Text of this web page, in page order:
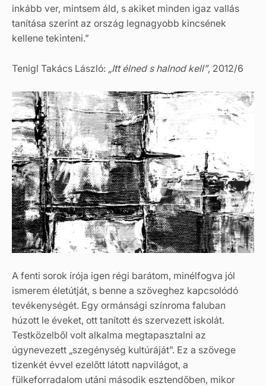
inkább ver, mintsem áld, s akiket minden igaz vallás
tanítása szerint az ország legnagyobb kincsének
kellene tekinteni.”
Tenigl Takács László: „Itt élned s halnod kell”, 2012/6
A fenti sorok írója igen régi barátom, minélfogva jól
ismerem életútját, s benne a szöveghez kapcsolódó
tevékenységét. Egy ormánsági színroma faluban
húzott le éveket, ott tanított és szervezett iskolát.
Testközelből volt alkalma megtapasztalni az
úgynevezett „szegénység kultúráját”. Ez a szövege
tizenkét évvel ezelőtt látott napvilágot, a
fülkeforradalom utáni második esztendőben, mikor